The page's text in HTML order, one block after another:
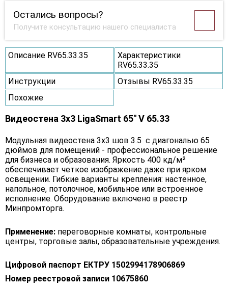
Остались вопросы?
Получите консультацию нашего специалиста
Описание RV65.33.35
Характеристики
RV65.33.35
Инструкции
Отзывы RV65.33.35
Похожие
Видеостена 3x3 LigaSmart 65" V 65.33
Модульная видеостена 3x3 шов 3.5 с диагональю 65
дюймов для помещений - профессиональное решение
для бизнеса и образования. Яркость 400 кд/м²
обеспечивает четкое изображение даже при ярком
освещении. Гибкие варианты крепления: настенное,
напольное, потолочное, мобильное или встроенное
исполнение. Оборудование включено в реестр
Минпромторга.
Применение: переговорные комнаты, контрольные
центры, торговые залы, образовательные учреждения.
Цифровой паспорт ЕКТРУ 1502994178906869
Номер реестровой записи 10675860